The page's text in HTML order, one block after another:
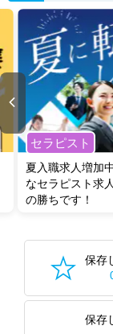
セラピスト
夏入職求人増加
なセラピスト求
の勝ちです！
保存
保存